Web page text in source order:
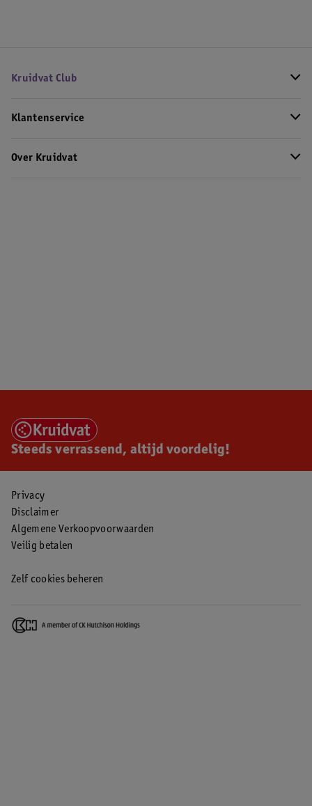
Kruidvat Club
Klantenservice
Over Kruidvat
Steeds verrassend, altijd voordelig!
Privacy
Disclaimer
Algemene Verkoopvoorwaarden
Veilig betalen
Zelf cookies beheren